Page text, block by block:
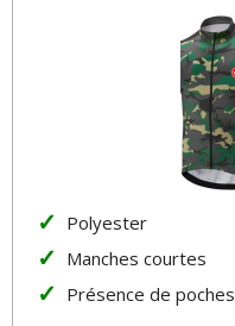
Polyester
Manches courtes
Présence de poches